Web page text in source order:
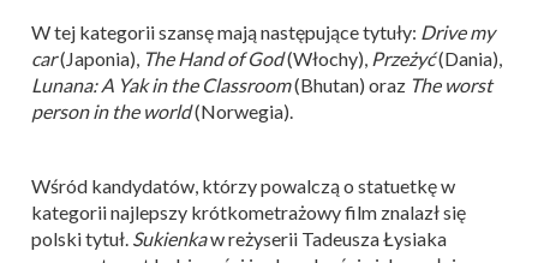
W tej kategorii szansę mają następujące tytuły: Drive my
car(Japonia), The Hand of God(Włochy), Przeżyć(Dania),
Lunana: A Yak in the Classroom(Bhutan) oraz The worst
person in the world(Norwegia).
Wśród kandydatów, którzy powalczą o statuetkę w
kategorii najlepszy krótkometrażowy film znalazł się
polski tytuł. Sukienkaw reżyserii Tadeusza Łysiaka